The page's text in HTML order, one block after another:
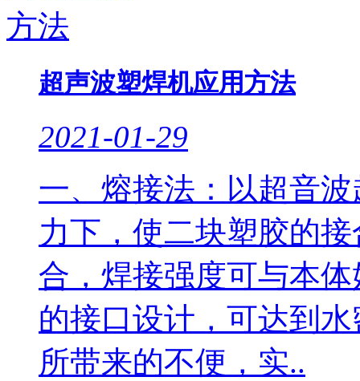
超声波塑焊机应用方法
2021-01-29
一、熔接法：以超音
力下，使二块塑胶的
合，焊接强度可与本
的接口设计，可达到
所带来的不便，实..